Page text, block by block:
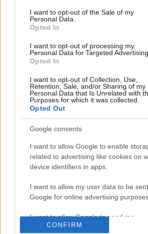
consent section.
I want to opt-out of the Sale of my
Personal Data.
Opted In
I want to opt-out of processing my
Personal Data for Targeted Advertising.
Opted In
I want to opt-out of Collection, Use,
Retention, Sale, and/or Sharing of my
Personal Data that Is Unrelated with
Purposes for which it was collected.
Opted Out
Google consents
I want to allow Google to enable
related to advertising like cookies on
device identifiers in apps.
I want to allow my user data to be
Google for online advertising
I want to allow Google to send me
personalized advertising.
CONFIRM
vegyítjük a rutinos
akadémistákkal" -
NB II
Az ETO korábbi
értékeljük túl a
pontot adnak"
NB II
NB II: Döntést
aki tavasszal tíz
nyert a csapatával
NB II
NB II: Leválthatják a